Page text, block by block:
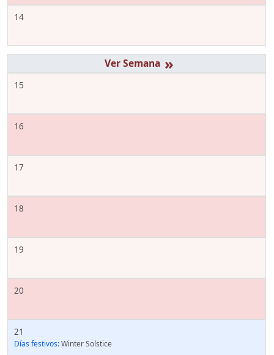
14
»
15
16
17
18
19
20
21
Días festivos:Winter Solstice